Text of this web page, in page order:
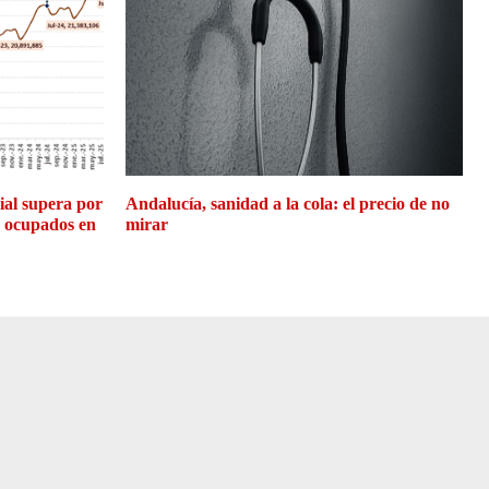
supera por
en
Andalucía, sanidad a la cola: el precio de no
mirar